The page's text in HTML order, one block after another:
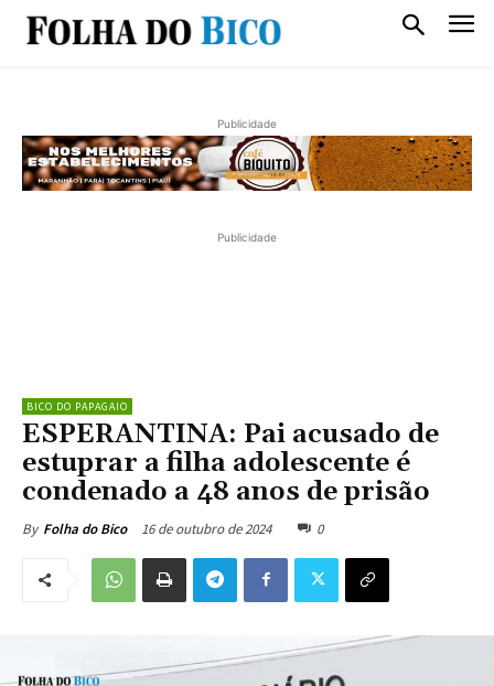
Publicidade
Publicidade
BICO DO PAPAGAIO
ESPERANTINA: Pai acusado de
estuprar a filha adolescente é
condenado a 48 anos de prisão
By Folha do Bico 16 de outubro de 2024 0